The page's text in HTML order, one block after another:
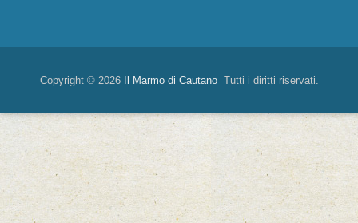
Copyright © 2026 Il Marmo di Cautano Tutti i diritti riservati.